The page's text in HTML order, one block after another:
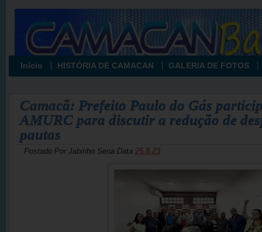
Início HISTÓRIA DE CAMACAN GALERIA DE FOTOS
Camacã: Prefeito Paulo do Gás
AMURC para discutir a redução de
pautas
Postado Por Jabinho Sena Data 25.8.23